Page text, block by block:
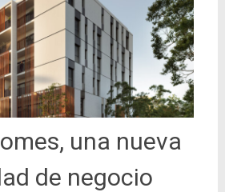
una nueva
de negocio